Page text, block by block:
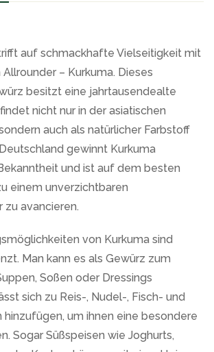
auf schmackhafte Vielseitigkeit mit
– Kurkuma. Dieses
besitzt eine jahrtausendealte
nicht nur in der asiatischen
auch als natürlicher Farbstoff
gewinnt Kurkuma
und ist auf dem besten
einem unverzichtbaren
avancieren.
von Kurkuma sind
Man kann es als Gewürz zum
Soßen oder Dressings
sich zu Reis-, Nudel-, Fisch- und
hinzufügen, um ihnen eine besondere
Sogar Süßspeisen wie Joghurts,